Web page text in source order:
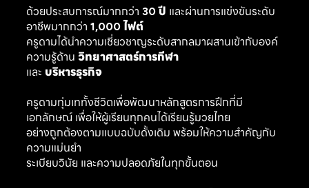
ด้วยประสบการณ์มากกว่า 30 ปี และผ่านการแข่งขันระดับ
อาชีพมากกว่า 1,000 ไฟต์
ครูดามได้นำความเชี่ยวชาญระดับสากลมาผสานเข้ากับองค์
ความรู้ด้าน วิทยาศาสตร์การกีฬา
และ บริหารธุรกิจ
ครูดามทุ่มเททั้งชีวิตเพื่อพัฒนาหลักสูตรการฝึกที่มี
เอกลักษณ์ เพื่อให้ผู้เรียนทุกคนได้เรียนรู้มวยไทย
อย่างถูกต้องตามแบบฉบับดั้งเดิม พร้อมให้ความสำคัญกับ
ความแม่นยำ
ระเบียบวินัย และความปลอดภัยในทุกขั้นตอน